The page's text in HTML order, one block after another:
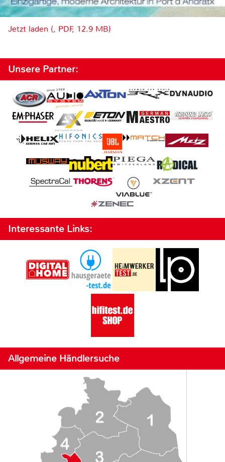
Jetzt laden (, PDF, 12.9 MB)
Unsere Partner:
Interessante Links:
Allgemeine Händlersuche